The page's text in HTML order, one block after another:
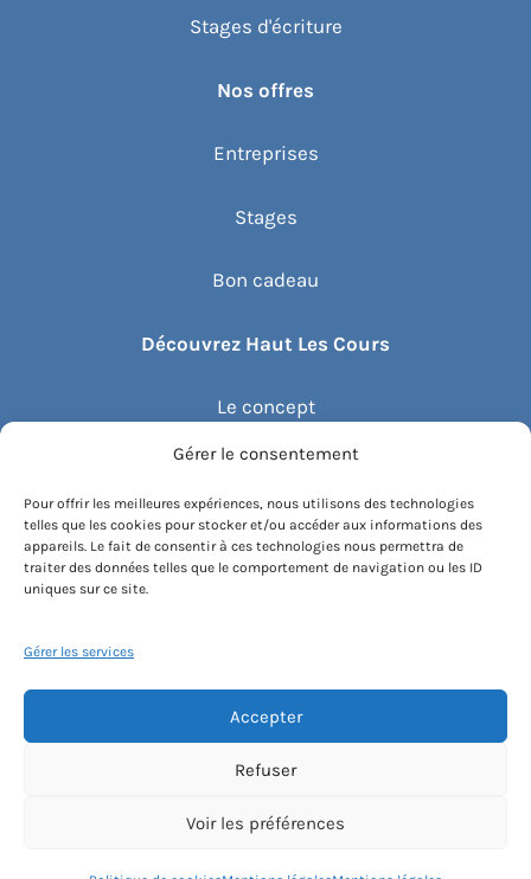
Gérer le consentement
Pour offrir les meilleures expériences, nous utilisons des technologies
telles que les cookies pour stocker et/ou accéder aux informations des
appareils. Le fait de consentir à ces technologies nous permettra de
traiter des données telles que le comportement de navigation ou les ID
uniques sur ce site.
Gérer les services
Accepter
Refuser
Voir les préférences
Stages d'écriture
Nos offres
Entreprises
Stages
Bon cadeau
Découvrez Haut Les Cours
Le concept
Blog
Conditions générales de vente
Mentions légales
Politique de cookies